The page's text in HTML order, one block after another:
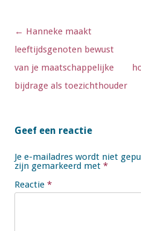
Berichtnavigatie
← Hanneke maakt
leeftijdsgenoten bewust
van je maatschappelijke
bijdrage als toezichthouder
Geef een reactie
Je e-mailadres wordt niet
zijn gemarkeerd met *
Reactie *